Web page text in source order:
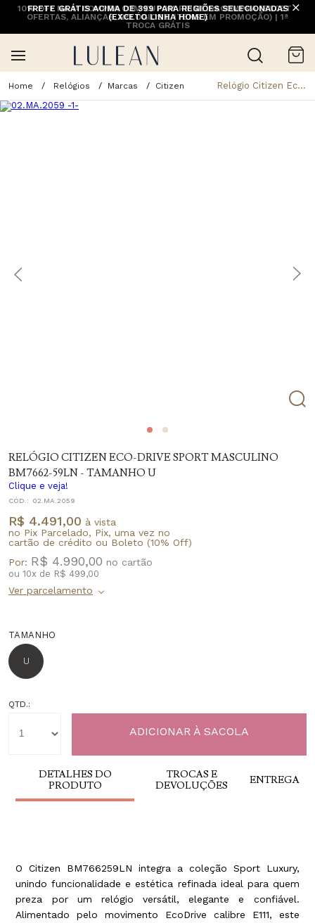
10% OFF NA 1ª COMPRA COM CUPOM PRIMEIRACOMPRA (EXCETO
OFERTAS, ALIANÇAS, RELÓGIOS E ITENS EM PROMOÇÃO) | 1ª
TROCA GRÁTIS
FRETE GRÁTIS ACIMA DE 399 PARA REGIÕES SELECIONADAS
(EXCETO LINHA HOME)
Relógios Marcas Citizen Relógio Citizen Eco-drive Sport Masculino Bm7662-59ln - Tamanho U
RELÓGIO CITIZEN ECO-DRIVE SPORT MASCULINO
BM7662-59LN - TAMANHO U
Clique e veja!
CÓD.: 02.MA.2059
R$ 4.491,00 à vista
no Pix Parcelado, Pix, uma vez no
cartão de crédito ou Boleto (10% Off)
Por: R$ 4.990,00
ou 10x de R$ 499,00
TAMANHO
U
QTD.:
DETALHES DO
PRODUTO
TROCAS E
DEVOLUÇÕES
ENTREGA
O Citizen BM766259LN integra a coleção Sport Luxury,
unindo funcionalidade e estética refinada ideal para quem
preza por um relógio versátil, elegante e confiável.
Alimentado pelo movimento EcoDrive calibre E111, este